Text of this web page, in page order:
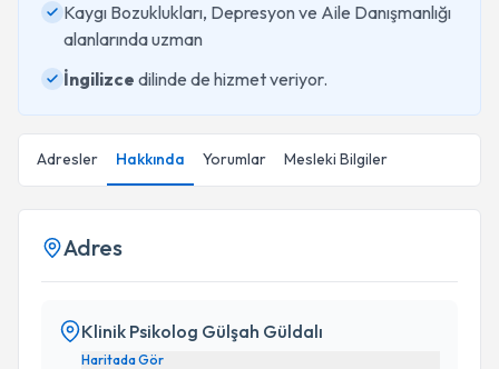
Kaygı Bozuklukları, Depresyon ve Aile Danışmanlığı
alanlarında uzman
İngilizce dilinde de hizmet veriyor.
Adresler Hakkında Yorumlar Mesleki Bilgiler
Adres
Klinik Psikolog Gülşah Güldalı
Haritada Gör